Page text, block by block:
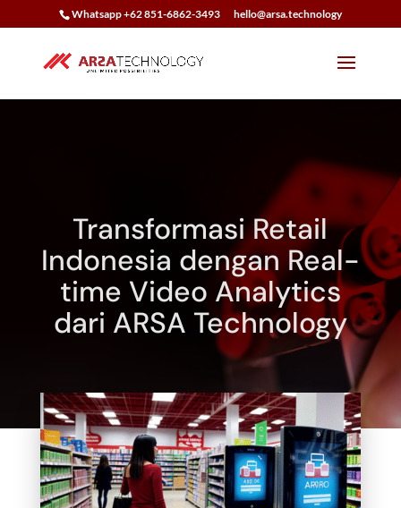
Whatsapp +62 851-6862-3493 hello@arsa.technology
Transformasi Retail
Indonesia dengan Real-
time Video Analytics
dari ARSA Technology